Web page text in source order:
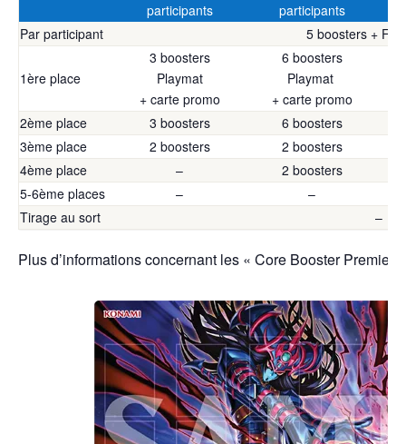
participants
participants
Par participant
5 boosters +
1ère place
3 boosters
Playmat
+ carte promo
6 boosters
Playmat
+ carte promo
2ème place
3 boosters
6 boosters
3ème place
2 boosters
2 boosters
4ème place
–
2 boosters
5-6ème places
–
–
Tirage au sort
–
Plus d’informations concernant les « Core Booster